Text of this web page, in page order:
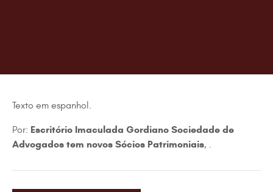
Texto em espanhol.
Por: Escritório Imaculada Gordiano Sociedade de
Advogados tem novos Sócios Patrimoniais, .